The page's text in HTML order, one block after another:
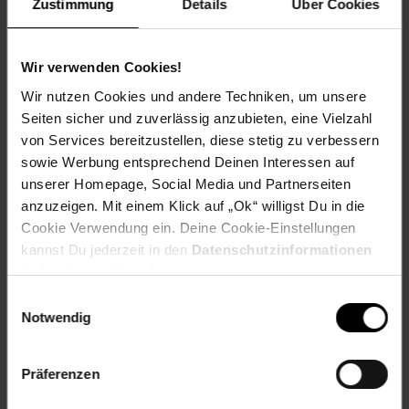
Zustimmung Details Über Cookies
Wir verwenden Cookies!
Wir nutzen Cookies und andere Techniken, um unsere
Seiten sicher und zuverlässig anzubieten, eine Vielzahl
von Services bereitzustellen, diese stetig zu verbessern
sowie Werbung entsprechend Deinen Interessen auf
unserer Homepage, Social Media und Partnerseiten
anzuzeigen. Mit einem Klick auf „Ok“ willigst Du in die
Cookie Verwendung ein. Deine Cookie-Einstellungen
kannst Du jederzeit in den Datenschutzinformationen
ändern bzw. widerrufen.
Notwendig
Präferenzen
EAR_Marke: Peach
Elektroprodukt: Ja
Füllmenge in ml: 55
Kapazität in Seiten: 3000
OEM Artikelnummer: LC-426BK
OEM Hersteller: Brother
WEEE_Nummer: DE60366366
Wiederaufbereitet: Wiederaufbereitetes Produkt
Artikel gehört zur Kategorie: